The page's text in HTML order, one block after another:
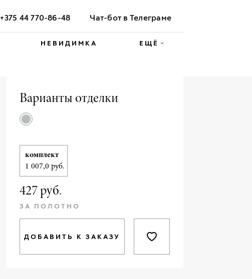
+375 44 770-86-48 Чат-бот в Телеграме
НЕВИДИМКА ЕЩЁ
Варианты отделки
комплект
1 007,0 руб.
427 руб.
ЗА ПОЛОТНО
ДОБАВИТЬ К ЗАКАЗУ